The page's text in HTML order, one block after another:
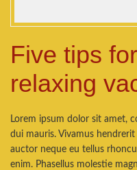
Five tips
relaxing
Lorem ipsum dolor sit amet,
dui mauris. Vivamus
auctor neque eu tellus
enim. Phasellus molestie